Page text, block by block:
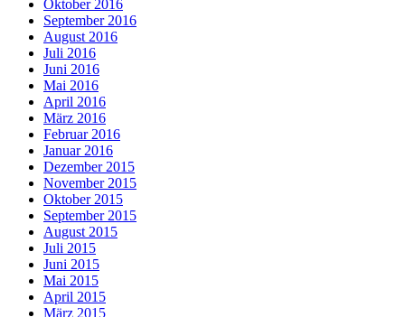
Oktober 2016
September 2016
August 2016
Juli 2016
Juni 2016
Mai 2016
April 2016
März 2016
Februar 2016
Januar 2016
Dezember 2015
November 2015
Oktober 2015
September 2015
August 2015
Juli 2015
Juni 2015
Mai 2015
April 2015
März 2015